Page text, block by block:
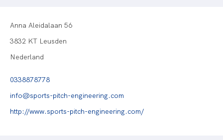
Anna Aleidalaan 56
3832 KT Leusden
Nederland
0338878778
info@sports-pitch-engineering.com
http://www.sports-pitch-engineering.com/